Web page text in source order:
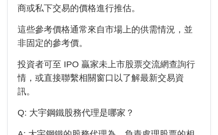
商或私下交易的價格進行推估。
這些參考價格通常來自市場上的供需情況，並
非固定的參考價。
投資者可至 IPO 贏家未上市股票交流網查詢行
情，或直接聯繫相關窗口以了解最新交易資
訊。
Q: 大宇鋼鐵股務代理是哪家？